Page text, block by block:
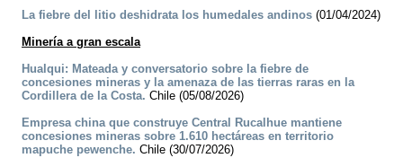
La fiebre del litio deshidrata los humedales andinos (01/04/2024)
Minería a gran escala
Hualqui: Mateada y conversatorio sobre la fiebre de
concesiones mineras y la amenaza de las tierras raras en la
Cordillera de la Costa. Chile (05/08/2026)
Empresa china que construye Central Rucalhue mantiene
concesiones mineras sobre 1.610 hectáreas en territorio
mapuche pewenche. Chile (30/07/2026)